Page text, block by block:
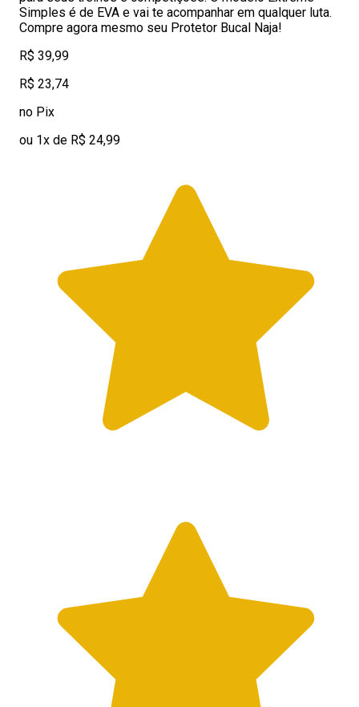
Simples é de EVA e vai te acompanhar em qualquer luta.
Compre agora mesmo seu Protetor Bucal Naja!
R$ 39,99
R$ 23,74
no Pix
ou 1x de R$ 24,99